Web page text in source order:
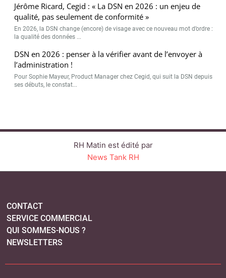
Jérôme Ricard, Cegid : « La DSN en 2026 : un enjeu de
qualité, pas seulement de conformité »
En 2026, la DSN change (encore) de visage avec ce nouveau mot d’ordre :
la qualité des données ...
DSN en 2026 : penser à la vérifier avant de l’envoyer à
l’administration !
Pour Sophie Mayeur, Product Manager chez Cegid, qui suit la DSN depuis
ses débuts, le constat...
RH Matin est édité par
News Tank RH
CONTACT
SERVICE COMMERCIAL
QUI SOMMES-NOUS ?
NEWSLETTERS